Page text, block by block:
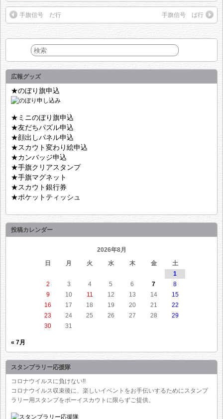
手旗信号 だ行 手旗信号 ば行
広報グッズ
★のぼり旗申込
★ミニのぼり旗申込
★友だちパズル申込
★顔出しパネル申込
★スカウト変わり絵申込
★カンバッジ申込
★手旗クリアスタンプ
★手旗マグネット
★スカウト銀行券
★ポケットティッシュ
投稿カレンダー
2026年8月
日
月 火 水 木 金
土
1
2
3 4 5 6 7
8
9
10 11 12 13 14
15
16
17 18 19 20 21
22
23
24 25 26 27 28
29
30
31
« 7月
スタンプラリー応援隊
コロナウイルスに負けない!!
コロナウイルス収束後に、楽しいイベントをお手伝いするためにスタンプ
ラリー用スタンプをボーイスカウトに限らずご提供。